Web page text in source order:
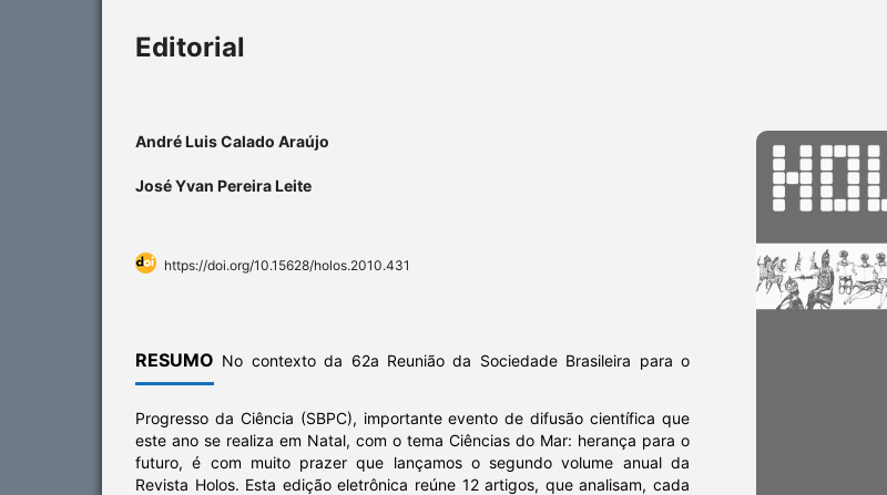
Editorial
André Luis Calado Araújo
José Yvan Pereira Leite
https://doi.org/10.15628/holos.2010.431
RESUMO No contexto da 62a Reunião da Sociedade Brasileira para o
Progresso da Ciência (SBPC), importante evento de difusão científica que
este ano se realiza em Natal, com o tema Ciências do Mar: herança para o
futuro, é com muito prazer que lançamos o segundo volume anual da
Revista Holos. Esta edição eletrônica reúne 12 artigos, que analisam, cada